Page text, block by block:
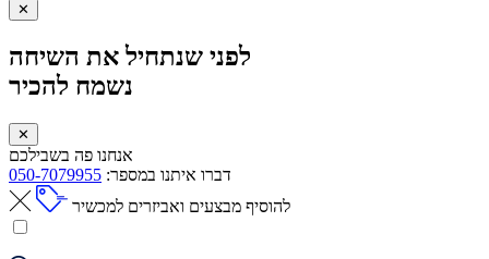
✕
לפני שנתחיל את השיחה
נשמח להכיר
✕
אנחנו פה בשבילכם
דברו איתנו במספר: 050-7079955
להוסיף מבצעים ואביזרים למכשיר